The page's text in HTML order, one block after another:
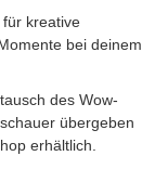
für kreative
bei deinem
des Wow-
übergeben
erhältlich.